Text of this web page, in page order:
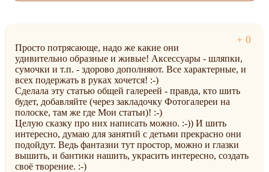
Просто потрясающе, надо же какие они
удивительно образные и живые! Аксессуары - шляпки,
сумочки и т.п. - здорово дополняют. Все характерные, и
всех подержать в руках хочется! :-)
Сделала эту статью общей галереей - правда, кто шить
будет, добавляйте (через закладочку Фотогалереи на
полоске, там же где Мои статьи)! :-)
Целую сказку про них написать можно. :-)) И шить
интересно, думаю для занятий с детьми прекрасно они
подойдут. Ведь фантазии тут простор, можно и глазки
вышить, и бантики нашить, украсить интересно, создать
своё творение. :-)